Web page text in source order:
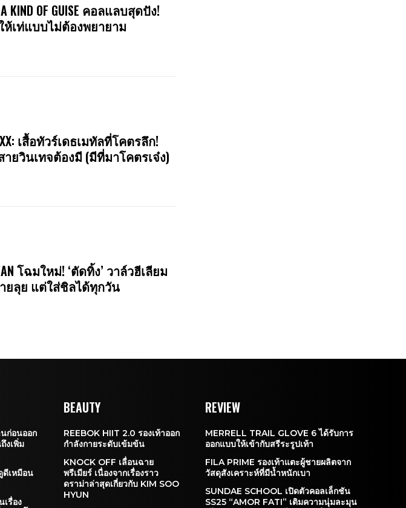
KIND OF GUISE คอลแลบสุดปัง!
ให้เท่แบบไม่ต้องพยายาม
เสื้อทัวร์เดธเมทัลที่โคตรลึก!
ยวินเทจต้องมี (มีที่มาโคตรเจ๋ง)
โฉมใหม่! ‘ตัดทิ้ง’ วาล์วฮีเลียม
ยลุย แต่ใส่ชิลได้ทุกวัน
ก่อนออก
งเพิ่ม
ดีเหมือน
เรื่อง
BEAUTY
REEBOK HIIT 2.0 รองเท้าออก
กำลังกายระดับเข้มข้น
KNOCK OFF เลื่อนฉาย
พรีเมียร์ เนื่องจากเรื่องราว
ดราม่าล่าสุดเกี่ยวกับ KIM SOO
HYUN
REVIEW
MERRELL TRAIL GLOVE 6 ได้รับการ
ออกแบบให้เข้ากับสรีระรูปเท้า
FILA PRIME รองเท้าแตะผู้ชายผลิตจาก
วัสดุสังเคราะห์ที่มีน้ำหนักเบา
SUNDAE SCHOOL เปิดตัวคอลเล็กชัน
SS25 “AMOR FATI” เติมความนุ่มละมุน